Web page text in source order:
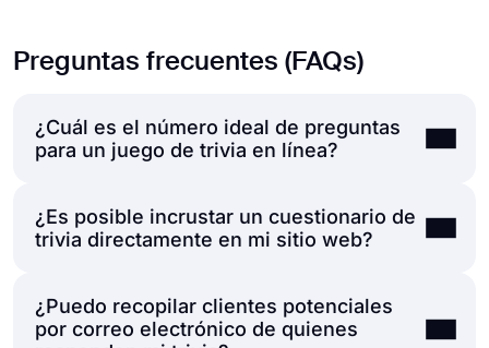
Preguntas frecuentes (FAQs)
¿Cuál es el número ideal de preguntas
para un juego de trivia en línea?
Para una experiencia digital óptima, el punto
ideal es de10 a 15 preguntas. Esto mantiene
preciso de 15 a 20 minutos. Si un
cuestionario se extiende más allá de las 20
¿Es posible incrustar un cuestionario de
trivia directamente en mi sitio web?
Absolutamente. Una vez que tu cuestionario
esté listo en forms.app, no tienes que
¿Puedo recopilar clientes potenciales
por correo electrónico de quienes